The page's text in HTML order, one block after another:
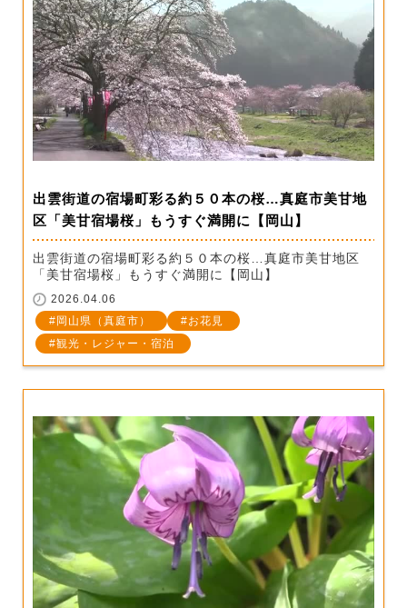
出雲街道の宿場町彩る約５０本の桜…真庭市美甘地
区「美甘宿場桜」もうすぐ満開に【岡山】
出雲街道の宿場町彩る約５０本の桜…真庭市美甘地区
「美甘宿場桜」もうすぐ満開に【岡山】
2026.04.06
岡山県（真庭市）
お花見
観光・レジャー・宿泊